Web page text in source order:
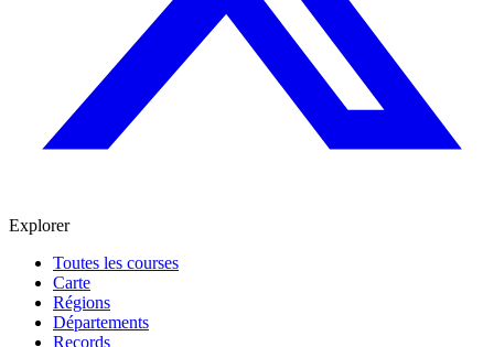
Explorer
Toutes les courses
Carte
Régions
Départements
Records